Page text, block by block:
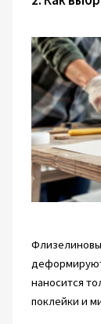
наносится
поклейки и